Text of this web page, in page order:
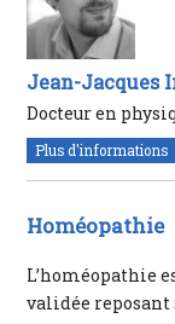
Jean-Jacques
Docteur en
Plus d'informations
Homéopathie
L’homéopathie
validée